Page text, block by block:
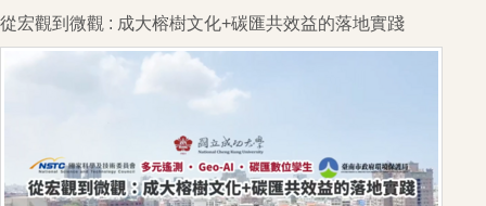
從宏觀到微觀 : 成大榕樹文化+碳匯共效益的落地實踐